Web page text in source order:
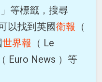
等標籤，搜尋
以找到英國衛報
（
世界報
（ Le
（ Euro News ）等